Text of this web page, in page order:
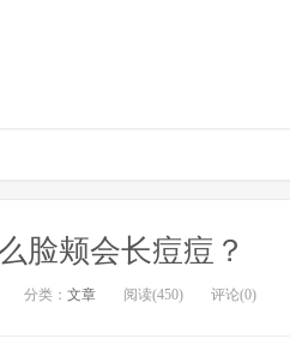
脸颊会长痘痘？
分类： 文章 阅读(450) 评论(0)